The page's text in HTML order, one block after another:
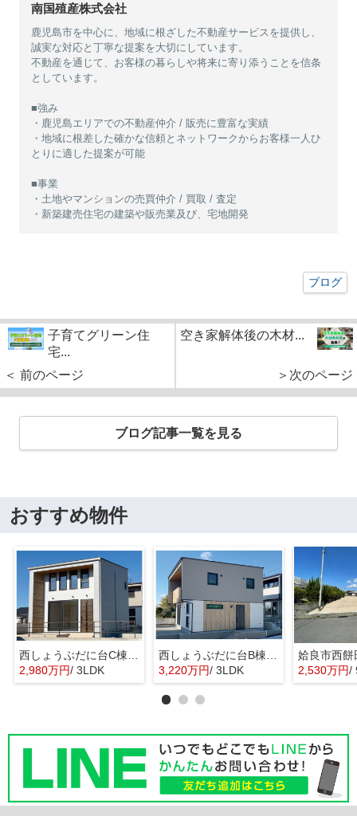
南国殖産株式会社
鹿児島市を中心に、地域に根ざした不動産サービスを提供し、
誠実な対応と丁寧な提案を大切にしています。
不動産を通じて、お客様の暮らしや将来に寄り添うことを信条
としています。
■強み
・鹿児島エリアでの不動産仲介 / 販売に豊富な実績
・地域に根差した確かな信頼とネットワークからお客様一人ひ
とりに適した提案が可能
■事業
・土地やマンションの売買仲介 / 買取 / 査定
・新築建売住宅の建築や販売業及び、宅地開発
ブログ
子育てグリーン住
宅...
＜ 前のページ
空き家解体後の木材...
＞次のページ
ブログ記事一覧を見る
おすすめ物件
2,980万円/ 3LDK
3,220万円/ 3LDK
姶良市西
2,530万円/